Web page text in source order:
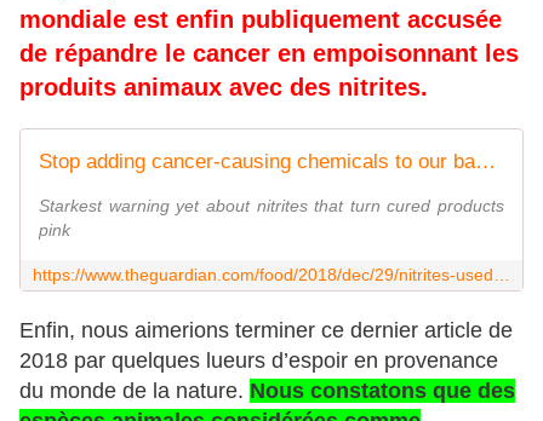
mondiale est enfin publiquement accusée
de répandre le cancer en empoisonnant les
produits animaux avec des nitrites.
Stop adding cancer-causing chemicals to our bacon, experts tell meat industry
Starkest warning yet about nitrites that turn cured products
pink
Enfin, nous aimerions terminer ce dernier article de
2018 par quelques lueurs d’espoir en provenance
du monde de la nature. Nous constatons que des